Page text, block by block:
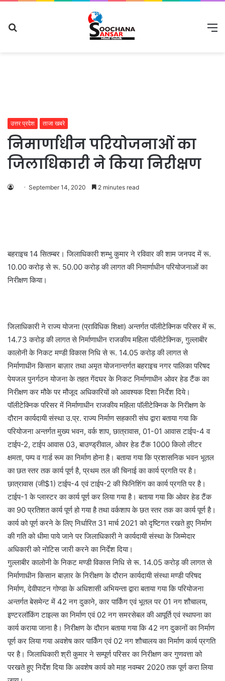
उत्तर प्रदेश ताजा खबरे
निमार्णाधीन परियोजनाओं का
जिलाधिकारी ने किया निरीक्षण
September 14, 2020 2 minutes read
बहराइच 14 सितम्बर। जिलाधिकारी शम्भु कुमार ने रविवार की शाम जनपद में रू.
10.00 करोड़ से रू. 50.00 करोड़ की लागत की निमार्णाधीन परियोजनाओं का
निरीक्षण किया।
जिलाधिकारी ने राज्य योजना (प्राविधिक शिक्षा) अन्तर्गत पाॅलीटेक्निक परिसर में रू.
14.73 करोड़ की लागत से निर्माणाधीन राजकीय महिला पाॅलीटेक्निक, गुल्लाबीर
कालोनी के निकट मण्डी विकास निधि से रू. 14.05 करोड़ की लागत से
निर्माणाधीन किसान बाज़ार तथा अमृत योजनान्तर्गत बहराइच नगर पालिका परिषद
पेयजल पुनर्गठन योजना के तहत गेंदघर के निकट निर्माणाधीन ओवर हेड टैंक का
निरीक्षण कर मौके पर मौजूद अधिकारियों को आवश्यक दिशा निर्देश दिये।
पाॅलीटेक्निक परिसर में निर्माणाधीन राजकीय महिला पाॅलीटेक्निक के निरीक्षण के
दौरान कार्यदायी संस्था उ.प्र. राज्य निर्माण सहकारी संघ द्वारा बताया गया कि
परियोजना अन्तर्गत मुख्य भवन, वर्क शाप, छात्रावास, 01-01 आवास टाईप-4 व
टाईप-2, टाईप आवास 03, बाउण्ड्रीवाल, ओवर हेड टैंक 1000 किलो लीटर
क्षमता, पम्प व गार्ड रूम का निर्माण होना है। बताया गया कि प्रशासनिक भवन भूतल
का छत स्तर तक कार्य पूर्ण है, प्रथम तल की चिनाई का कार्य प्रगति पर है।
छात्रावास (जी$1) टाईप-4 एवं टाईप-2 की फिनिशिंग का कार्य प्रगति पर है।
टाईप-1 के प्लास्टर का कार्य पूर्ण कर लिया गया है। बताया गया कि ओवर हेड टैंक
का 90 प्रतिशत कार्य पूर्ण हो गया है तथा वर्कशाप के छत स्तर तक का कार्य पूर्ण है।
कार्य को पूर्ण करने के लिए निर्धारित 31 मार्च 2021 को दृष्टिगत रखते हुए निर्माण
की गति को धीमा पाये जाने पर जिलाधिकारी ने कार्यदायी संस्था के जिम्मेदार
अधिकारी को नोटिस जारी करने का निर्देश दिया।
गुल्लाबीर कालोनी के निकट मण्डी विकास निधि से रू. 14.05 करोड़ की लागत से
निर्माणाधीन किसान बाज़ार के निरीक्षण के दौरान कार्यदायी संस्था मण्डी परिषद
निर्माण, देवीपाटन गोण्डा के अधिशासी अभियन्ता द्वारा बताया गया कि परियोजना
अन्तर्गत बेसमेन्ट में 42 नग दुकाने, कार पार्किंग एवं भूतल पर 01 नग शौचालय,
इण्टरलाॅकिंग टाइल्स का निर्माण एवं 02 नग समरसेबल की आपूर्ति एवं स्थापना का
कार्य कराया जाना है। निरीक्षण के दौरान बताया गया कि 42 नग दुकानों का निर्माण
पूर्ण कर लिया गया अवशेष कार पार्किंग एवं 02 नग शौचालय का निर्माण कार्य प्रगति
पर है। जिलाधिकारी श्री कुमार ने सम्पूर्ण परिसर का निरीक्षण कर गुणवत्ता को
परखते हुए निर्देश दिया कि अवशेष कार्य को माह नवम्बर 2020 तक पूर्ण करा लिया